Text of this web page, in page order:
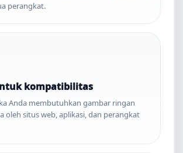
perangkat.
kompatibilitas
Anda membutuhkan gambar ringan
oleh situs web, aplikasi, dan perangkat